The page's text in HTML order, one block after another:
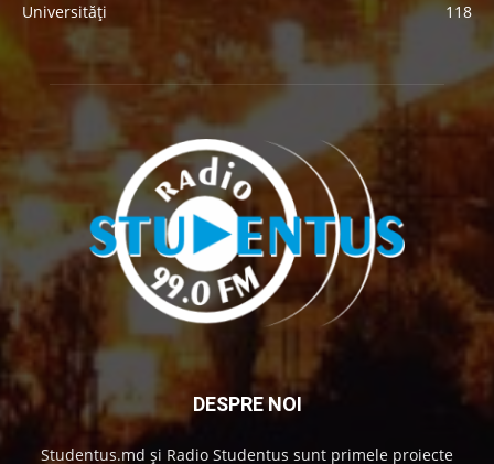
Universități
118
DESPRE NOI
Studentus.md și Radio Studentus sunt primele proiecte